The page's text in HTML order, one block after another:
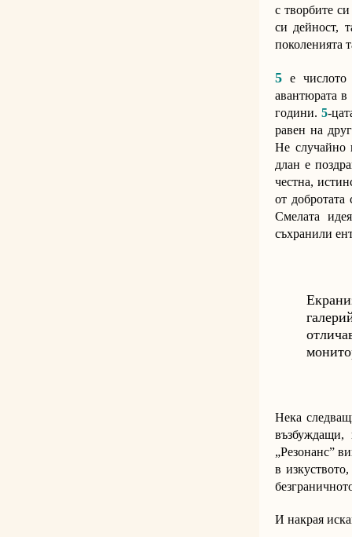
с творбите
си дейност,
поколенията
5
е числото
авантюрата
години. 5-
равен на
Не случайно
длан е
честна,
от добротата
Смелата
съхранили
Нека
„Резонанс”
в
И накрая